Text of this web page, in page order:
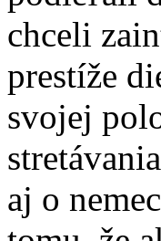
chceli
prestíže
svojej
aj o